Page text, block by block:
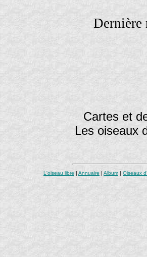
Cartes et
Les oiseaux
L'oiseau libre Annuaire Album Oiseaux